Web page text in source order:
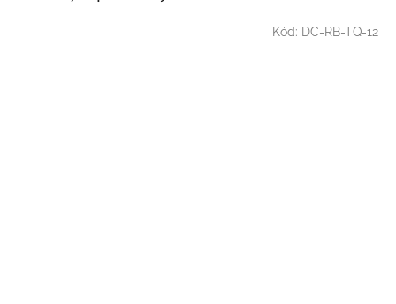
Kód: DC-RB-TQ-12